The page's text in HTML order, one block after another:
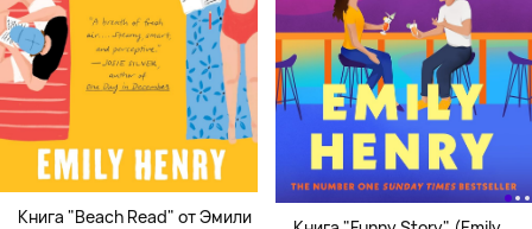
Книга "Beach Read" от Эмили